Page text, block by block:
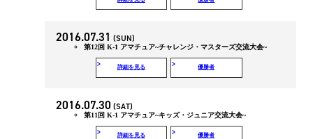
2016.07.31 (SUN)
第12回 K-1 アマチュア~チャレンジ・マスターズ交流大会~
詳細を見る 優勝者
2016.07.30 (SAT)
第11回 K-1 アマチュア~キッズ・ジュニア交流大会~
詳細を見る 優勝者